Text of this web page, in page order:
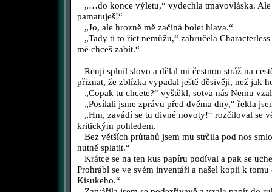
„…do konce výletu,“ vydechla tmavovláska.
pamatuješ!“
„Jo, ale hrozně mě začíná bolet hlava.“
„Tady ti to říct nemůžu,“ zabručela
mě chceš zabít.“
Renji splnil slovo a dělal mi čestnou stráž na
přiznat, že zblízka vypadal ještě děsivěji, než jak
„Copak tu chcete?“ vyštěkl, sotva nás Nemu
„Posílali jsme zprávu před dvěma dny,“ řekla
„Hm, zavádí se tu divné novoty!“ rozčiloval se
kritickým pohledem.
Bez větších průtahů jsem mu strčila pod nos
nutně splatit.“
Krátce se na ten kus papíru podíval a pak se
Prohrábl se ve svém inventáři a našel kopii k
Kisukeho.“